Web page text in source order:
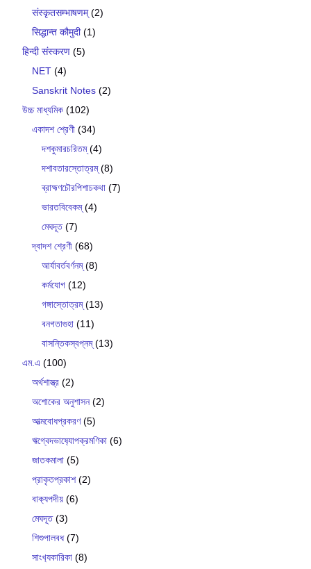
संस्कृतसम्भाषणम्(2)
सिद्धान्त कौमुदी(1)
हिन्दी संस्करण (5)
NET (4)
Sanskrit Notes (2)
উচ্চ মাধ্যমিক (102)
একাদশ শ্রেণী (34)
দশকুমারচরিতম্(4)
দশাবতারস্তোত্রম্(8)
ব্রাহ্মণচৌরপিশাচকথা (7)
ভারতবিবেকম্(4)
মেঘদূত(7)
দ্বাদশ শ্রেণী (68)
আর্যাবর্তবর্ণনম্(8)
কর্মযোগ (12)
গঙ্গাস্তোত্রম্(13)
বনগতাগুহা (11)
বাসন্তিকস্বপ্নম্(13)
এম.এ (100)
অর্থশাস্ত্র (2)
অশোকের অনুশাসন(2)
আত্মবোধপ্রকরণ(5)
ঋগ্বেদভাষ‍্যোপক্রমণিকা (6)
জাতকমালা (5)
প্রাকৃতপ্রকাশ(2)
বাক‍্যপদীয় (6)
মেঘদূত(3)
শিশুপালবধ(7)
সাংখ‍্যকারিকা (8)